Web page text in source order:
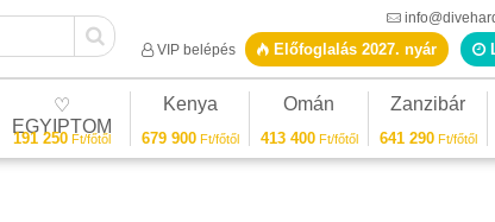
VIP belépés
Előfoglalás 2027. nyár
♡
EGYIPTOM
191 250Ft/főtől
Kenya
679 900Ft/főtől
Omán
413 400Ft/főtől
Zanzibár
641 290Ft/főtől